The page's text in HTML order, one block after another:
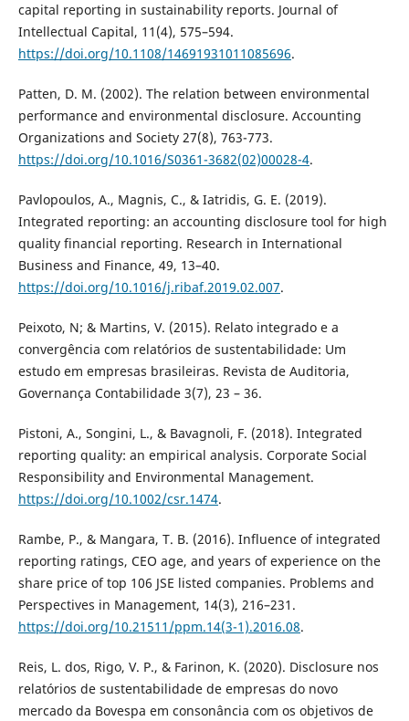
capital reporting in sustainability reports. Journal of
Intellectual Capital, 11(4), 575–594.
https://doi.org/10.1108/14691931011085696.
Patten, D. M. (2002). The relation between environmental
performance and environmental disclosure. Accounting
Organizations and Society 27(8), 763-773.
https://doi.org/10.1016/S0361-3682(02)00028-4.
Pavlopoulos, A., Magnis, C., & Iatridis, G. E. (2019).
Integrated reporting: an accounting disclosure tool for high
quality financial reporting. Research in International
Business and Finance, 49, 13–40.
https://doi.org/10.1016/j.ribaf.2019.02.007.
Peixoto, N; & Martins, V. (2015). Relato integrado e a
convergência com relatórios de sustentabilidade: Um
estudo em empresas brasileiras. Revista de Auditoria,
Governança Contabilidade 3(7), 23 – 36.
Pistoni, A., Songini, L., & Bavagnoli, F. (2018). Integrated
reporting quality: an empirical analysis. Corporate Social
Responsibility and Environmental Management.
https://doi.org/10.1002/csr.1474.
Rambe, P., & Mangara, T. B. (2016). Influence of integrated
reporting ratings, CEO age, and years of experience on the
share price of top 106 JSE listed companies. Problems and
Perspectives in Management, 14(3), 216–231.
https://doi.org/10.21511/ppm.14(3-1).2016.08.
Reis, L. dos, Rigo, V. P., & Farinon, K. (2020). Disclosure nos
relatórios de sustentabilidade de empresas do novo
mercado da Bovespa em consonância com os objetivos de